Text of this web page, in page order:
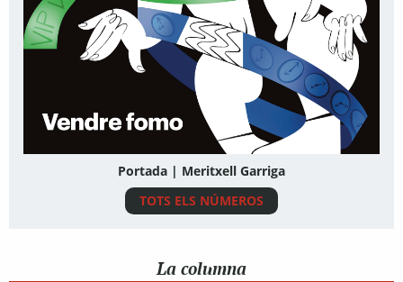
Portada | Meritxell Garriga
TOTS ELS NÚMEROS
La columna